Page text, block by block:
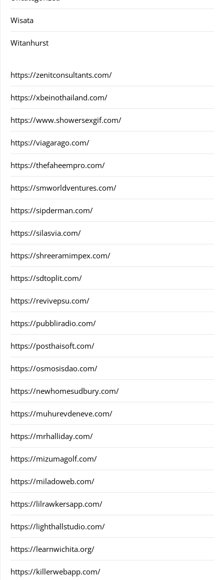
Wisata
Witanhurst
https://zenitconsultants.com/
https://xbeinothailand.com/
https://www.showersexgif.com/
https://viagarago.com/
https://thefaheempro.com/
https://smworldventures.com/
https://sipderman.com/
https://silasvia.com/
https://shreeramimpex.com/
https://sdtoplit.com/
https://revivepsu.com/
https://pubbliradio.com/
https://posthaisoft.com/
https://osmosisdao.com/
https://newhomesudbury.com/
https://muhurevdeneve.com/
https://mrhalliday.com/
https://mizumagolf.com/
https://miladoweb.com/
https://lilrawkersapp.com/
https://lighthallstudio.com/
https://learnwichita.org/
https://killerwebapp.com/